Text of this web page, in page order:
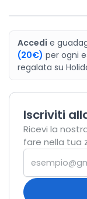
Accedi e
(20€) per ogni
regalata su
Iscriviti
Ricevi la
fare nella tua